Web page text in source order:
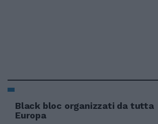
Black bloc organizzati da tutta
Europa